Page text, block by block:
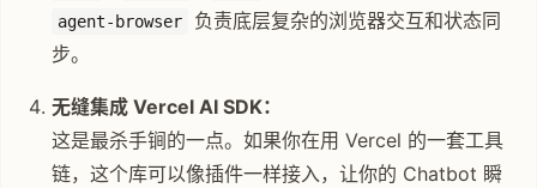
agent-browser
负责底层复杂的浏览器交互和状态同
步。
无缝集成 Vercel AI SDK：
这是最杀手锏的一点。如果你在用 Vercel 的一套工具
链，这个库可以像插件一样接入，让你的 Chatbot 瞬